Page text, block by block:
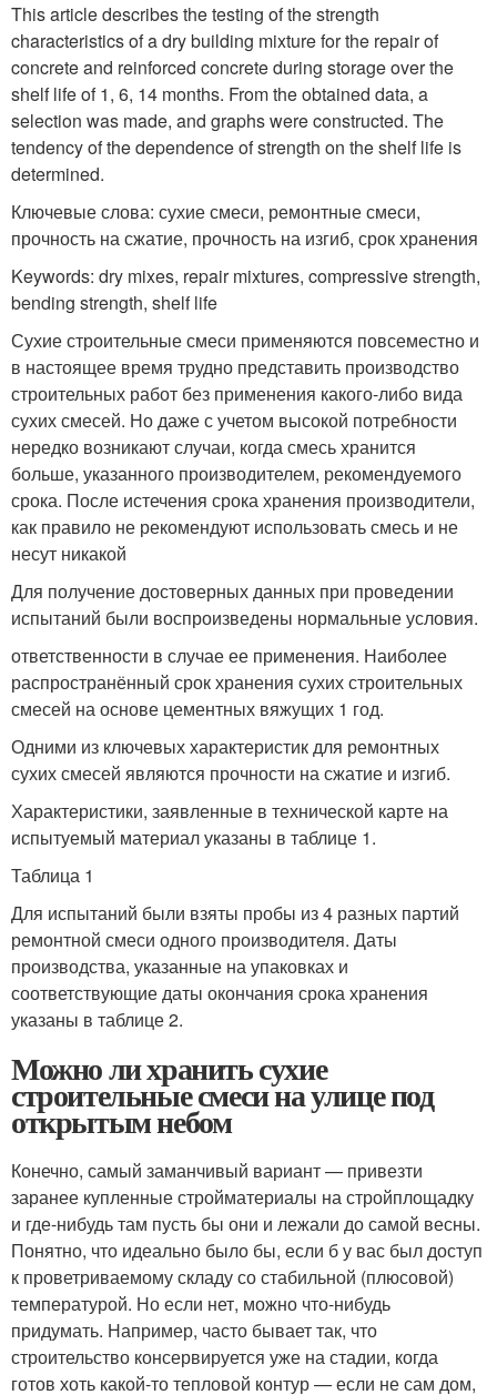
This article describes the testing of the strength
characteristics of a dry building mixture for the repair of
concrete and reinforced concrete during storage over the
shelf life of 1, 6, 14 months. From the obtained data, a
selection was made, and graphs were constructed. The
tendency of the dependence of strength on the shelf life is
determined.
Ключевые слова: сухие смеси, ремонтные смеси,
прочность на сжатие, прочность на изгиб, срок хранения
Keywords: dry mixes, repair mixtures, compressive strength,
bending strength, shelf life
Сухие строительные смеси применяются повсеместно и
в настоящее время трудно представить производство
строительных работ без применения какого-либо вида
сухих смесей. Но даже с учетом высокой потребности
нередко возникают случаи, когда смесь хранится
больше, указанного производителем, рекомендуемого
срока. После истечения срока хранения производители,
как правило не рекомендуют использовать смесь и не
несут никакой
Для получение достоверных данных при проведении
испытаний были воспроизведены нормальные условия.
ответственности в случае ее применения. Наиболее
распространённый срок хранения сухих строительных
смесей на основе цементных вяжущих 1 год.
Одними из ключевых характеристик для ремонтных
сухих смесей являются прочности на сжатие и изгиб.
Характеристики, заявленные в технической карте на
испытуемый материал указаны в таблице 1.
Таблица 1
Для испытаний были взяты пробы из 4 разных партий
ремонтной смеси одного производителя. Даты
производства, указанные на упаковках и
соответствующие даты окончания срока хранения
указаны в таблице 2.
Можно ли хранить сухие
строительные смеси на улице под
открытым небом
Конечно, самый заманчивый вариант — привезти
заранее купленные стройматериалы на стройплощадку
и где-нибудь там пусть бы они и лежали до самой весны.
Понятно, что идеально было бы, если б у вас был доступ
к проветриваемому складу со стабильной (плюсовой)
температурой. Но если нет, можно что-нибудь
придумать. Например, часто бывает так, что
строительство консервируется уже на стадии, когда
готов хоть какой-то тепловой контур — если не сам дом,